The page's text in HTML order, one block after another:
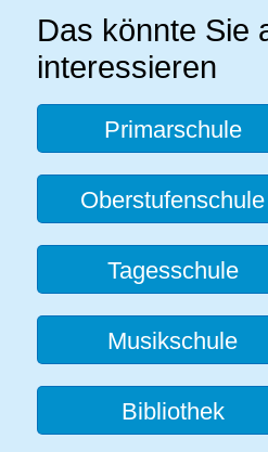
Das könnte Sie
interessieren
Primarschule
Oberstufenschule
Tagesschule
Musikschule
Bibliothek